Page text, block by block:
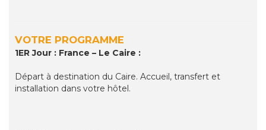
VOTRE PROGRAMME
1ER Jour : France – Le Caire :
Départ à destination du Caire. Accueil, transfert et
installation dans votre hôtel.